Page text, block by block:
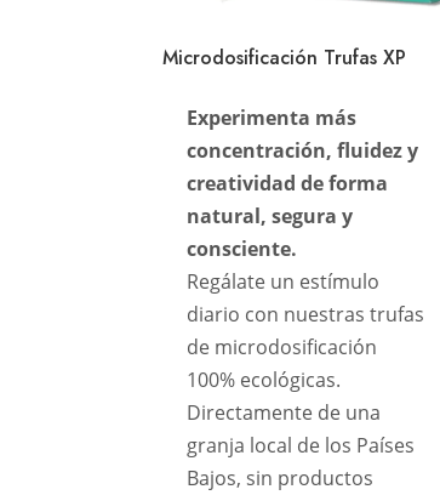
Microdosificación Trufas XP
Experimenta más
concentración, fluidez y
creatividad de forma
natural, segura y
consciente.
Regálate un estímulo
diario con nuestras trufas
de microdosificación
100% ecológicas.
Directamente de una
granja local de los Países
Bajos, sin productos